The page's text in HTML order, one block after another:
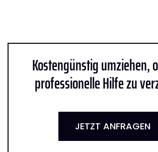
Kostengünstig umziehen,
professionelle Hilfe zu
JETZT ANFRAGEN